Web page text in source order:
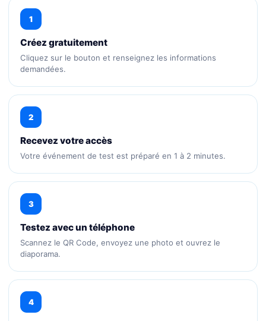
1
Créez gratuitement
Cliquez sur le bouton et renseignez les informations
demandées.
2
Recevez votre accès
Votre événement de test est préparé en 1 à 2 minutes.
3
Testez avec un téléphone
Scannez le QR Code, envoyez une photo et ouvrez le
diaporama.
4